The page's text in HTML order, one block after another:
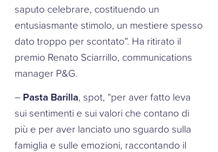
saputo celebrare, costituendo un
entusiasmante stimolo, un mestiere spesso
dato troppo per scontato”. Ha ritirato il
premio Renato Sciarrillo, communications
manager P&G.
– Pasta Barilla, spot, “per aver fatto leva
sui sentimenti e sui valori che contano di
più e per aver lanciato uno sguardo sulla
famiglia e sulle emozioni, raccontando il